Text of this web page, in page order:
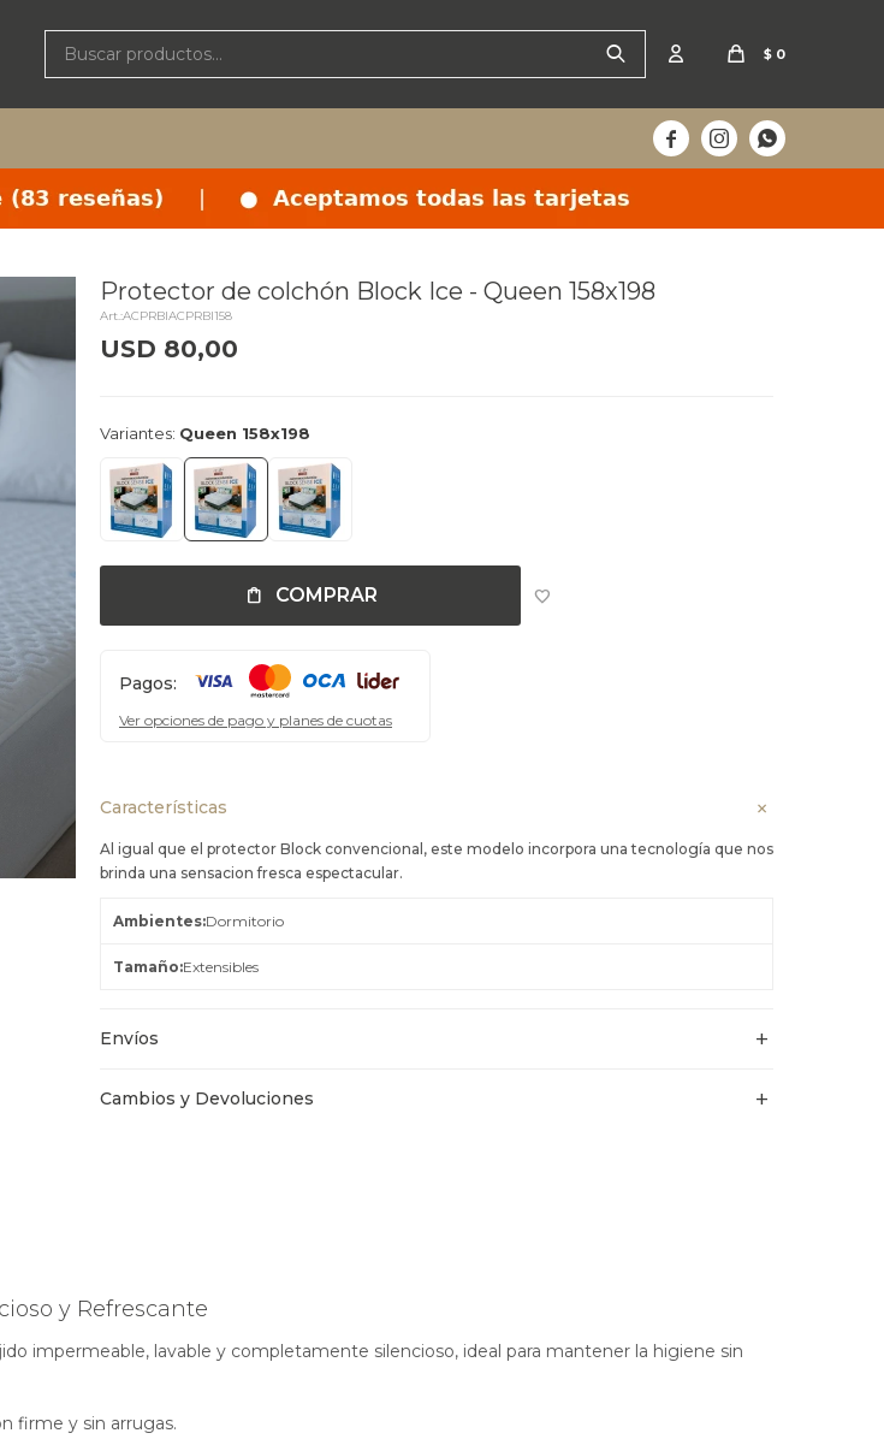
$ 0
  
Protector de colchón Block Ice - Queen 158x198
ACPRBIACPRBI158
USD 80,00
Variantes: Queen 158x198
COMPRAR
Pagos:
Ver opciones de pago y planes de cuotas
Características
Al igual que el protector Block convencional, este modelo incorpora una tecnología que nos
brinda una sensacion fresca espectacular.
Ambientes Dormitorio
Tamaño Extensibles
Envíos
Cambios y Devoluciones
y Refrescante
impermeable, lavable y completamente silencioso, ideal para mantener la higiene sin
firme y sin arrugas.